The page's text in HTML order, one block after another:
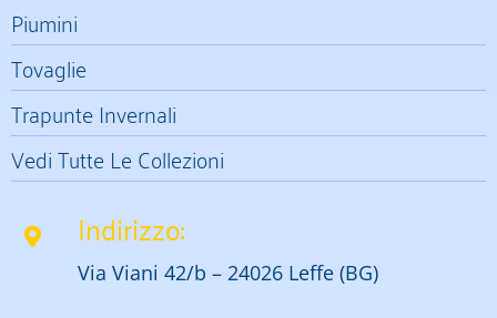
Piumini
Tovaglie
Trapunte Invernali
Vedi Tutte Le Collezioni
Indirizzo:
Via Viani 42/b – 24026 Leffe (BG)